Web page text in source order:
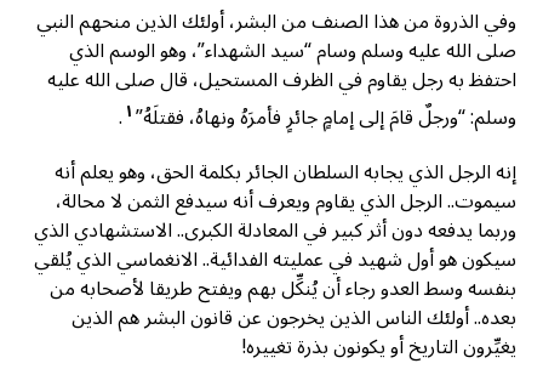
وفي الذروة من هذا الصنف من البشر، أولئك الذين منحهم النبي
صلى الله عليه وسلم وسام “سيد الشهداء”، وهو الوسم الذي
احتفظ به رجل يقاوم في الظرف المستحيل، قال صلى الله عليه
وسلم: “ورجلٌ قامَ إلى إمامٍ جائرٍ فأمرَهُ ونهاهُ، فقتلَهُ”١.
إنه الرجل الذي يجابه السلطان الجائر بكلمة الحق، وهو يعلم أنه
سيموت.. الرجل الذي يقاوم ويعرف أنه سيدفع الثمن لا محالة،
وربما يدفعه دون أثر كبير في المعادلة الكبرى.. الاستشهادي الذي
سيكون هو أول شهيد في عمليته الفدائية.. الانغماسي الذي يُلقي
بنفسه وسط العدو رجاء أن يُنكِّل بهم ويفتح طريقا لأصحابه من
بعده.. أولئك الناس الذين يخرجون عن قانون البشر هم الذين
يغيِّرون التاريخ أو يكونون بذرة تغييره!